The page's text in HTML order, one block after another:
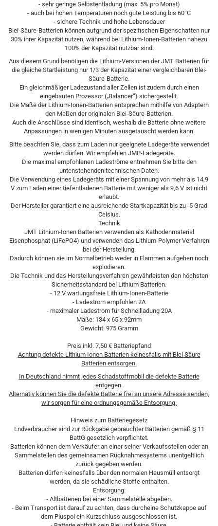
- sehr geringe Selbstentladung (max. 5% pro Monat)
- auch bei hohen Temperaturen noch gute Leistung bis 60°C
- sichere Technik und hohe Lebensdauer
Blei-Säure-Batterien können aufgrund der spezifischen Eigenschaften nur
30% ihrer Kapazität nutzen, während bei Lithium-Ionen-Batterien nahezu
100% der Kapazität nutzbar sind.
Aus diesem Grund benötigen die Lithium-Versionen der JMT Batterien für
die gleiche Startleistung nur 1/3 der Kapazität einer vergleichbaren Blei-
Säure-Batterie.
Ein gleichmäßiger Ladezustand aller Zellen ist zudem durch einen
eingebauten Prozessor („Balancer“) sichergestellt.
Die Maße der Lithium-Ionen-Batterien entsprechen mithilfe von Adaptern
den Maßen der originalen Blei-Säure-Batterien.
Auch die Anschlüsse sind identisch, weshalb die Batterie ohne weitere
Anpassungen in wenigen Minuten ausgetauscht werden kann.
Bitte beachten Sie, dass zum Laden nur geeignete Ladegeräte verwendet
werden dürfen. Wir empfehlen JMP-Ladegeräte.
Die maximal empfohlenen Ladeströme entnehmen Sie bitte den
untenstehenden technischen Daten.
Die Verwendung eines Ladegeräts mit einer Spannung von mehr als 14,9
V zum Laden einer tiefentladenen Batterie mit weniger als 9,6 V ist nicht
erlaubt.
Der Hersteller garantiert eine ausreichende Startkapazität bis zu -5 Grad
Celsius.
Technik
JMT Lithium-Ionen Batterien verwenden als Kathodenmaterial
Eisenphosphat (LiFePO4) und verwenden das Lithium-Polymer Verfahren
bei der Herstellung.
Dadurch können sie im Normalbetrieb weder in Flammen aufgehen noch
explodieren.
Die Technik und das Herstellungsverfahren gewährleisten den höchsten
Sicherheitsstandard bei Lithium Batterien.
- 12 V wartungsfreie Lithium-Ionen-Batterie
- Ladestrom empfohlen 2A
- maximaler Ladestrom für Schnellladung 20A
Maße: 134 x 65 x 92mm
Gewicht: 975 Gramm
Preis inkl. 7,50 € Batteriepfand
Achtung defekte Lithium Ionen Batterien keinesfalls mit Blei Säure
Batterien entsorgen.
In Deutschland nimmt jedes Schadstoffmobil die defekte Batterie
entgegen.
Alternativ können Sie die defekte Batterie frei an unsere Adresse senden,
wir sorgen für eine ordnungsgemäße Entsorgung.
Hinweis zum Batteriegesetz
Endverbraucher sind zur Rückgabe gebrauchter Batterien gemäß § 11
BattG gesetzlich verpflichtet.
Batterien können dem Verkäufer an einer seiner Verkaufsstellen oder an
Sammelstellen des gemeinsamen Rücknahmesystems unentgeltlich
zurück gegeben werden.
Batterien dürfen keinesfalls über den normalen Hausmüll entsorgt
werden, da sie schädliche Stoffe enthalten.
Entsorgung:
- Altbatterien bei einer Sammelstelle abgeben.
- Beim Transport ist darauf zu achten, dass durcheine Schutzkappe auf
dem Pluspol ein Kurzschluss ausgeschlossen ist.